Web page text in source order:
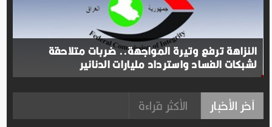
النزاهة ترفع وتيرة المواجهة.. ضربات متلاحقة
لشبكات الفساد واسترداد مليارات الدنانير
آخر الأخبار الأكثر قراءة